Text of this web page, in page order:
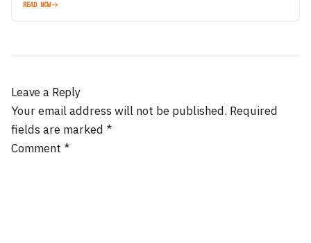
READ NOW
Leave a Reply
Your email address will not be published. Required
fields are marked *
Comment *